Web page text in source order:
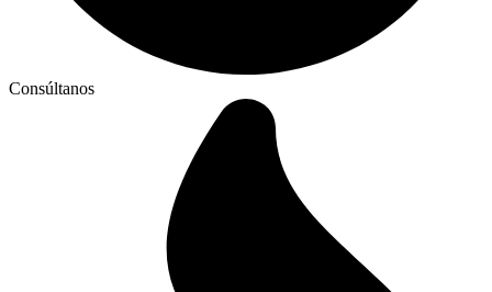
Consúltanos